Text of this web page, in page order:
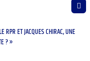
ET JACQUES CHIRAC, UNE
? »